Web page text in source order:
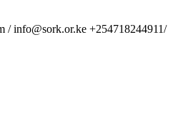
/ info@sork.or.ke +254718244911/